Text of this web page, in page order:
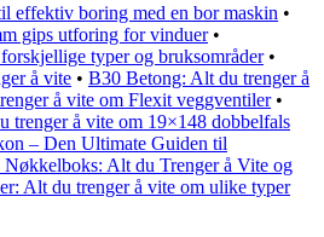
effektiv boring med en bor maskin •
gips utforing for vinduer•
typer og bruksområder•
å vite • B30 Betong: Alt du trenger å
å vite om Flexit veggventiler•
trenger å vite om 19×148 dobbelfals
– Den Ultimate Guiden til
Nøkkelboks: Alt du Trenger å Vite og
Alt du trenger å vite om ulike typer